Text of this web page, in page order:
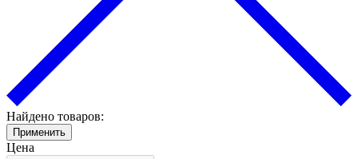
Найдено товаров:
Применить
Цена